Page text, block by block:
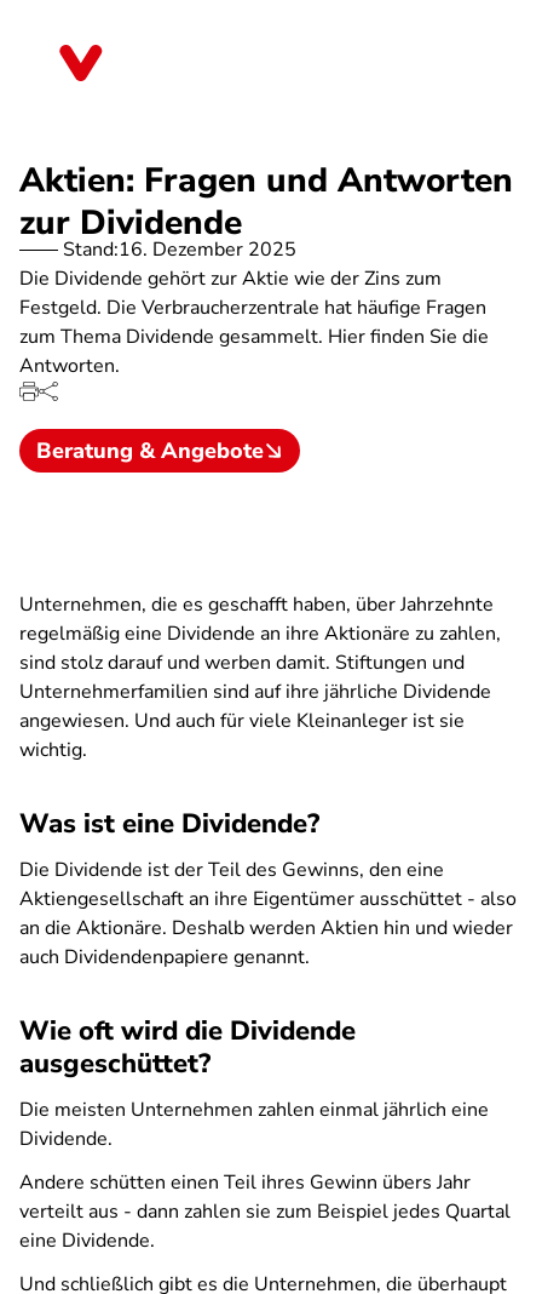
Aktien: Fragen und Antworten
zur Dividende
Stand:16. Dezember 2025
Die Dividende gehört zur Aktie wie der Zins zum
Festgeld. Die Verbraucherzentrale hat häufige Fragen
zum Thema Dividende gesammelt. Hier finden Sie die
Antworten.
Beratung & Angebote
Unternehmen, die es geschafft haben, über Jahrzehnte
regelmäßig eine Dividende an ihre Aktionäre zu zahlen,
sind stolz darauf und werben damit. Stiftungen und
Unternehmerfamilien sind auf ihre jährliche Dividende
angewiesen. Und auch für viele Kleinanleger ist sie
wichtig.
Was ist eine Dividende?
Die Dividende ist der Teil des Gewinns, den eine
Aktiengesellschaft an ihre Eigentümer ausschüttet - also
an die Aktionäre. Deshalb werden Aktien hin und wieder
auch Dividendenpapiere genannt.
Wie oft wird die Dividende
ausgeschüttet?
Die meisten Unternehmen zahlen einmal jährlich eine
Dividende.
Andere schütten einen Teil ihres Gewinn übers Jahr
verteilt aus - dann zahlen sie zum Beispiel jedes Quartal
eine Dividende.
Und schließlich gibt es die Unternehmen, die überhaupt